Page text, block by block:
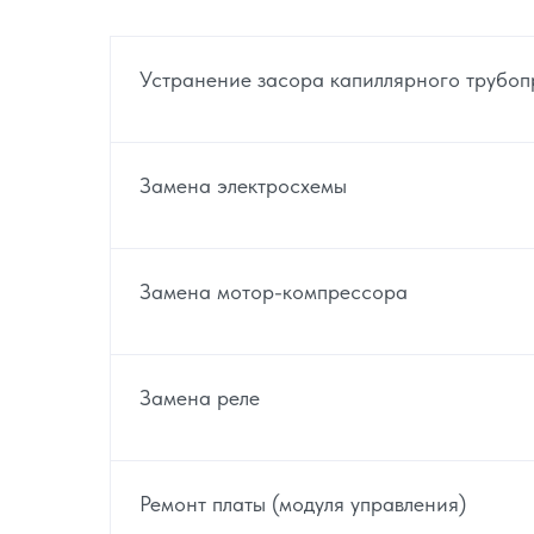
Устранение засора капиллярного
Замена электросхемы
Замена мотор-компрессора
Замена реле
Ремонт платы (модуля управления)